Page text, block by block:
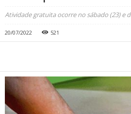
Atividade gratuita ocorre no sábado (23) e
20/07/2022 521